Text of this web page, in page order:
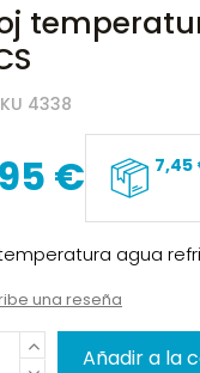
4338
€ 7,45
agua
una reseña
Añadir a la